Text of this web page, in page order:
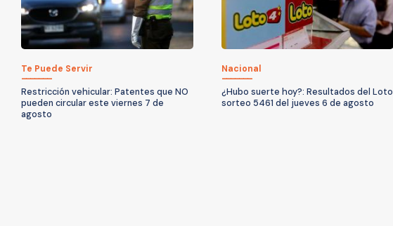
Te Puede Servir
Restricción vehicular: Patentes que NO
pueden circular este viernes 7 de
agosto
Nacional
¿Hubo suerte hoy?: Resultados del Loto
sorteo 5461 del jueves 6 de agosto